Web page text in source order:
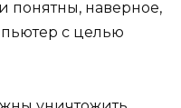
понятны, наверное,
с целью